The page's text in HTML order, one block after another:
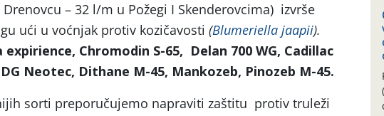
– 32 l/m u Požegi I Skenderovcima) izvrše
ući u voćnjak protiv kozičavosti (Blumeriella jaapii).
expirience, Chromodin S-65, Delan 700 WG, Cadillac
Neotec, Dithane M-45, Mankozeb, Pinozeb M-45.
sorti preporučujemo napraviti zaštitu protiv truleži